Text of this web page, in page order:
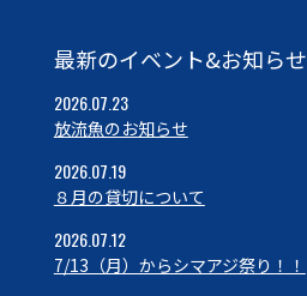
最新のイベント&お知らせ
2026.07.23
放流魚のお知らせ
2026.07.19
８月の貸切について
2026.07.12
7/13（月）からシマアジ祭り！！